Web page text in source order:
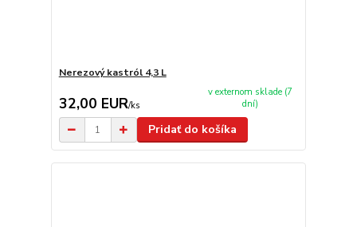
Nerezový kastról 4,3 L
32,00 EUR/ks
v externom sklade (7
dní)
Pridať do košíka